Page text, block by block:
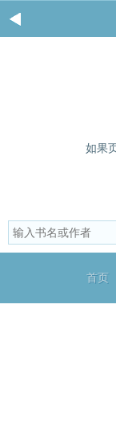
如果
首页